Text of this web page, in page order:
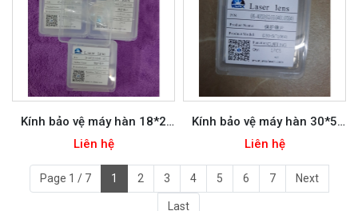
Kính bảo vệ máy hàn 18*2
WSX
Liên hệ
Kính bảo vệ máy hàn 30*5
WSX
Liên hệ
Page 1 / 7 1 2 3 4 5 6 7 Next
Last